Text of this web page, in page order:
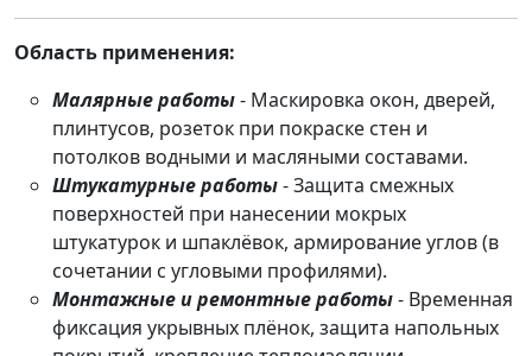
Область применения:
Малярные работы- Маскировка окон, дверей,
плинтусов, розеток при покраске стен и
потолков водными и масляными составами.
Штукатурные работы- Защита смежных
поверхностей при нанесении мокрых
штукатурок и шпаклёвок, армирование углов (в
сочетании с угловыми профилями).
Монтажные и ремонтные работы- Временная
фиксация укрывных плёнок, защита напольных